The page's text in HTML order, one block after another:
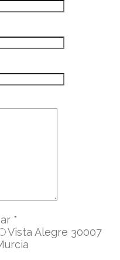
*
Vista Alegre 30007